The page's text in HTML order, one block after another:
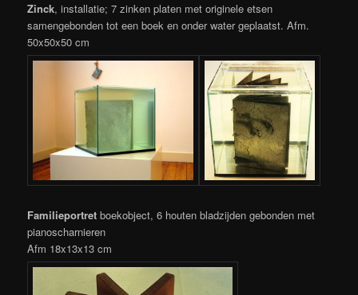
Zinck, installatie; 7 zinken platen met originele etsen
samengebonden tot een boek en onder water geplaatst. Afm.
50x50x50 cm
Familieportretboekobject, 6 houten bladzijden gebonden met
pianoscharnieren
Afm 18x13x13 cm